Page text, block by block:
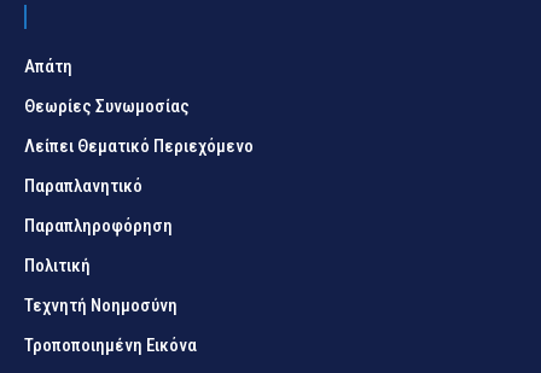
Απάτη
Θεωρίες Συνωμοσίας
Λείπει Θεματικό Περιεχόμενο
Παραπλανητικό
Παραπληροφόρηση
Πολιτική
Τεχνητή Νοημοσύνη
Τροποποιημένη Εικόνα